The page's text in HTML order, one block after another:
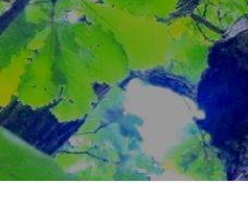
プ
に
防
草
の
友